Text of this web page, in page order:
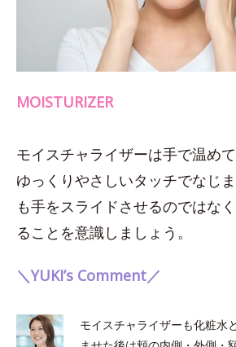
MOISTURIZER
モイスチャライザーは手で温めて
ゆっくりやさしいタッチでなじ
も手をスライドさせるのではな
ることを意識しましょう。
＼YUKI’s Comment／
モイスチャライザーも化粧水